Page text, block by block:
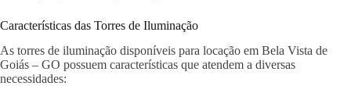
Características das Torres de Iluminação
As torres de iluminação disponíveis para locação em Bela Vista de
Goiás – GO possuem características que atendem a diversas
necessidades: